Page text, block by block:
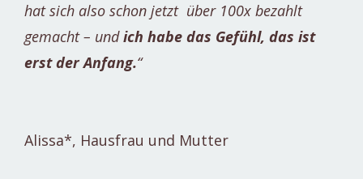
hat sich also schon jetzt über 100x bezahlt
gemacht – undich habe das Gefühl, das ist
erst der Anfang.“
Alissa*, Hausfrau und Mutter